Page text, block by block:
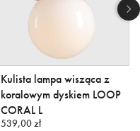
Kulista lampa wisząca z
koralowym dyskiem LOOP
CORAL L
539,00 zł